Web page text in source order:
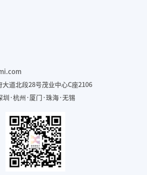
道北段28号茂业中心C座2106
圳·杭州·厦门·珠海·无锡